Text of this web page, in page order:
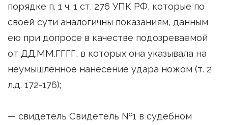
порядке п. 1 ч. 1 ст. 276 УПК РФ, которые по
своей сути аналогичны показаниям, данным
ею при допросе в качестве подозреваемой
от ДД.ММ.ГГГГ, в которых она указывала на
неумышленное нанесение удара ножом (т. 2
л.д. 172-176);
— свидетель Свидетель №1 в судебном